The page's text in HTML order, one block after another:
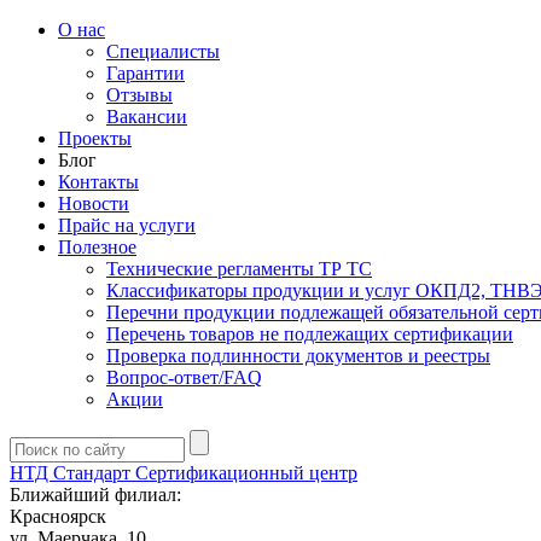
О нас
Специалисты
Гарантии
Отзывы
Вакансии
Проекты
Блог
Контакты
Новости
Прайс на услуги
Полезное
Технические регламенты ТР ТС
Классификаторы продукции и услуг ОКПД2,
Перечни продукции подлежащей обязательной
Перечень товаров не подлежащих сертификации
Проверка подлинности документов и реестры
Вопрос-ответ/FAQ
Акции
НТД Стандарт Сертификационный центр
Ближайший филиал:
Красноярск